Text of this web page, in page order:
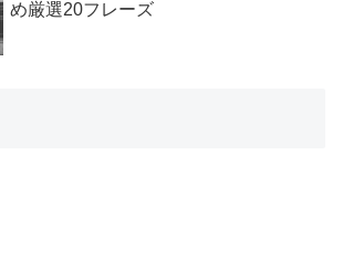
め厳選20フレーズ